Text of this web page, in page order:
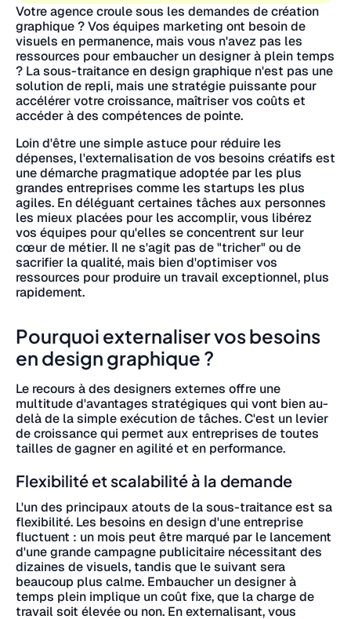
Votre agence croule sous les demandes de création
graphique ? Vos équipes marketing ont besoin de
visuels en permanence, mais vous n'avez pas les
ressources pour embaucher un designer à plein temps
? La sous-traitance en design graphique n'est pas une
solution de repli, mais une stratégie puissante pour
accélérer votre croissance, maîtriser vos coûts et
accéder à des compétences de pointe.
Loin d'être une simple astuce pour réduire les
dépenses, l'externalisation de vos besoins créatifs est
une démarche pragmatique adoptée par les plus
grandes entreprises comme les startups les plus
agiles. En déléguant certaines tâches aux personnes
les mieux placées pour les accomplir, vous libérez
vos équipes pour qu'elles se concentrent sur leur
cœur de métier. Il ne s'agit pas de "tricher" ou de
sacrifier la qualité, mais bien d'optimiser vos
ressources pour produire un travail exceptionnel, plus
rapidement.
Pourquoi externaliser vos besoins
en design graphique ?
Le recours à des designers externes offre une
multitude d'avantages stratégiques qui vont bien au-
delà de la simple exécution de tâches. C'est un levier
de croissance qui permet aux entreprises de toutes
tailles de gagner en agilité et en performance.
Flexibilité et scalabilité à la demande
L'un des principaux atouts de la sous-traitance est sa
flexibilité. Les besoins en design d'une entreprise
fluctuent : un mois peut être marqué par le lancement
d'une grande campagne publicitaire nécessitant des
dizaines de visuels, tandis que le suivant sera
beaucoup plus calme. Embaucher un designer à
temps plein implique un coût fixe, que la charge de
travail soit élevée ou non. En externalisant, vous